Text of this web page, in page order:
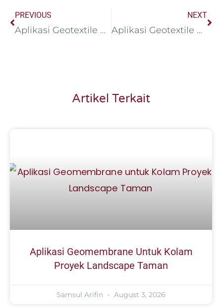
PREVIOUS
Aplikasi Geotextile untuk Penanganan Tanah Longsor
NEXT
Aplikasi Geotextile Non Woven Pada Perkuatan Lahan Gambut
Artikel Terkait
Aplikasi Geomembrane Untuk Kolam
Proyek Landscape Taman
Samsul Arifin August 3, 2026